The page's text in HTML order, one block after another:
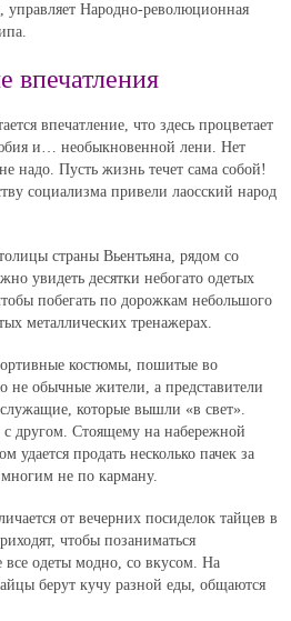
управляет Народно-революционная
впечатления
впечатление, что здесь процветает
и… необыкновенной лени. Нет
надо. Пусть жизнь течет сама собой!
социализма привели лаосский народ
страны Вьентьяна, рядом со
увидеть десятки небогато одетых
побегать по дорожкам небольшого
металлических тренажерах.
костюмы, пошитые во
не обычные жители, а представители
которые вышли «в свет».
с другом. Стоящему на набережной
удается продать несколько пачек за
многим не по карману.
от вечерних посиделок тайцев в
чтобы позаниматься
все одеты модно, со вкусом. На
берут кучу разной еды, общаются